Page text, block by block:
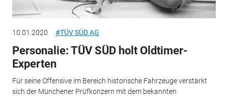
10.01.2020 #TÜV SÜD AG
Personalie: TÜV SÜD holt Oldtimer-
Experten
Für seine Offensive im Bereich historische Fahrzeuge verstärkt
sich der Münchener Prüfkonzern mit dem bekannten